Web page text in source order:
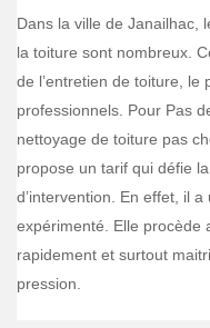
Dans la ville de Janailhac,
la toiture sont nombreux.
de l’entretien de toiture, le
professionnels. Pour Pas
nettoyage de toiture pas
propose un tarif qui défie
d’intervention. En effet, il
expérimenté. Elle procède
rapidement et surtout
pression.